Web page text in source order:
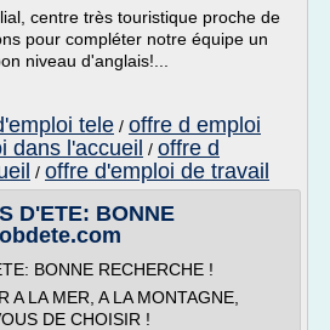
centre très touristique proche de
pour compléter notre équipe un
niveau d'anglais!...
tele / offre d emploi
dans l'accueil / offre d
/ offre d'emploi de travail
D'ETE: BONNE
BONNE RECHERCHE !
A LA MER, A LA MONTAGNE,
DE CHOISIR !